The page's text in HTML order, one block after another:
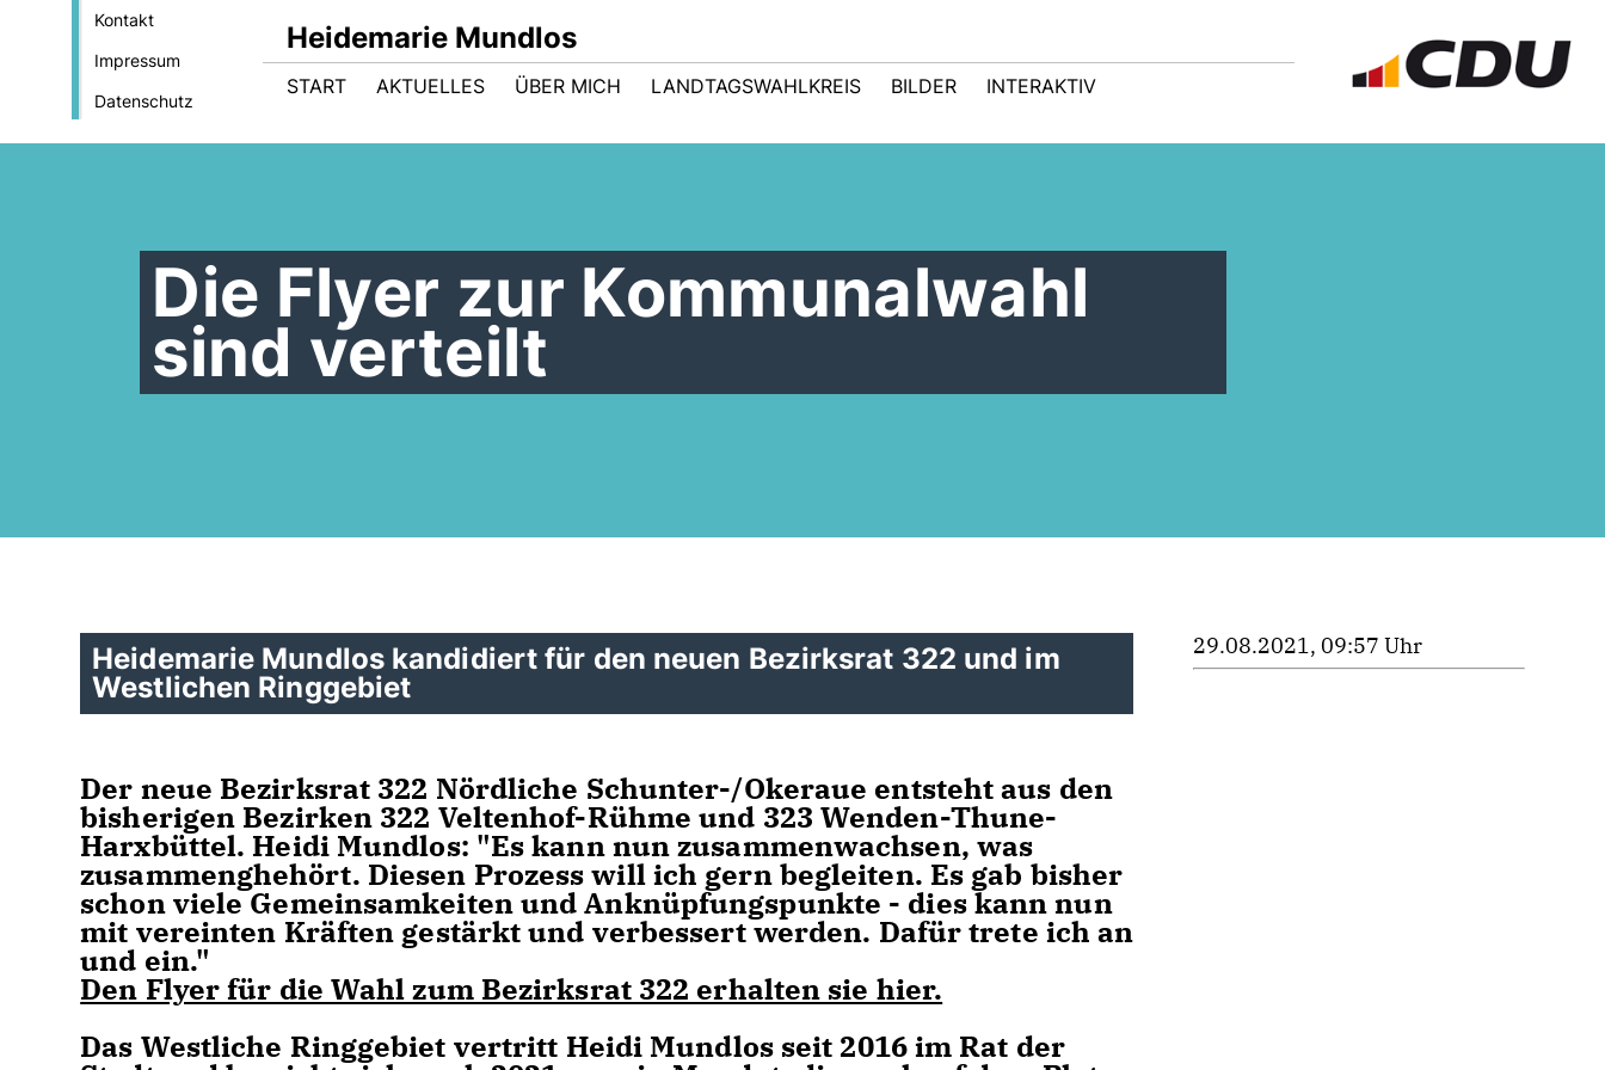
Kontakt
Impressum
Datenschutz
Heidemarie Mundlos
START AKTUELLES ÜBER MICH LANDTAGSWAHLKREIS BILDER INTERAKTIV
Die Flyer zur Kommunalwahl
sind verteilt
Heidemarie Mundlos kandidiert für den neuen Bezirksrat 322 und im
Westlichen Ringgebiet
Der neue Bezirksrat 322 Nördliche Schunter-/Okeraue entsteht aus den
bisherigen Bezirken 322 Veltenhof-Rühme und 323 Wenden-Thune-
Harxbüttel. Heidi Mundlos: "Es kann nun zusammenwachsen, was
zusammenghehört. Diesen Prozess will ich gern begleiten. Es gab bisher
schon viele Gemeinsamkeiten und Anknüpfungspunkte - dies kann nun
mit vereinten Kräften gestärkt und verbessert werden. Dafür trete ich an
und ein."
Den Flyer für die Wahl zum Bezirksrat 322 erhalten sie hier.
Das Westliche Ringgebiet vertritt Heidi Mundlos seit 2016 im Rat der
29.08.2021, 09:57 Uhr